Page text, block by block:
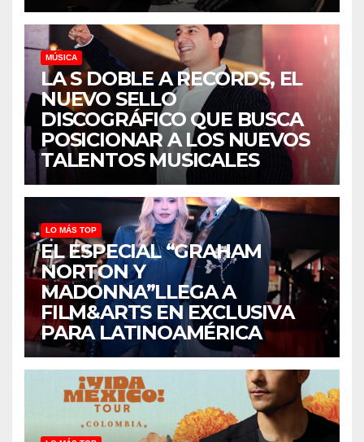
MÚSICA
LA S DOBLE A RECORDS, EL
NUEVO SELLO
DISCOGRÁFICO QUE BUSCA
POSICIONAR A LOS NUEVOS
TALENTOS MUSICALES
LO MÁS TOP
EL ESPECIAL “GRAHAM
NORTON Y
MADONNA”LLEGA A
FILM&ARTS EN EXCLUSIVA
PARA LATINOAMÉRICA